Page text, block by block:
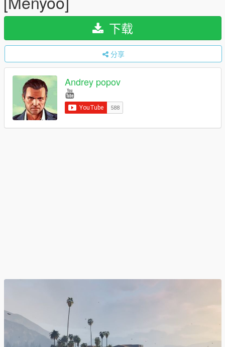
下载
分享
Andrey popov